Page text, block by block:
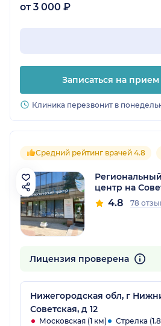
от 3 000 ₽
Записаться на прием
Клиника перезвонит в
Средний рейтинг врачей 4.8
центр на
4.8 78
Лицензия проверена
Нижегородская обл, г
Советская, д 12
Московская (1 км)
Стрелка